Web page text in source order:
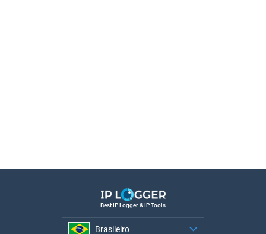
Best IP Logger & IP Tools
Brasileiro